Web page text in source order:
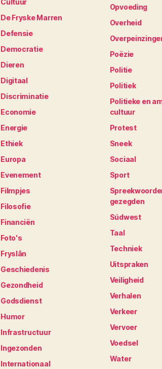
De Fryske Marren
Defensie
Democratie
Dieren
Digitaal
Discriminatie
Economie
Energie
Ethiek
Europa
Evenement
Filmpjes
Filosofie
Financiën
Foto's
Fryslân
Geschiedenis
Gezondheid
Godsdienst
Humor
Infrastructuur
Ingezonden
Internationaal
Opvoeding
Overheid
Poëzie
Politie
Politiek
Politieke en
cultuur
Protest
Sneek
Sociaal
Sport
gezegden
Súdwest
Taal
Techniek
Uitspraken
Veiligheid
Verhalen
Verkeer
Vervoer
Voedsel
Water